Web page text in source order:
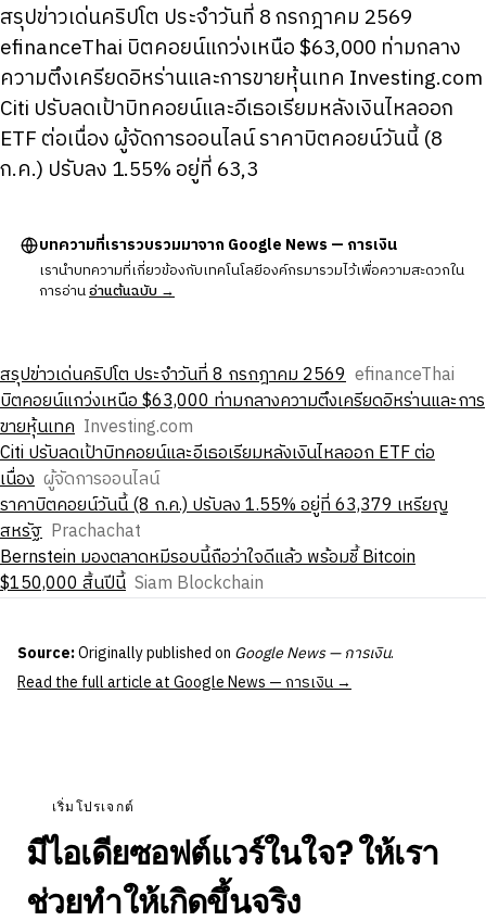
สรุปข่าวเด่นคริปโต ประจำวันที่ 8 กรกฎาคม 2569
efinanceThai บิตคอยน์แกว่งเหนือ $63,000 ท่ามกลาง
ความตึงเครียดอิหร่านและการขายหุ้นเทค Investing.com
Citi ปรับลดเป้าบิทคอยน์และอีเธอเรียมหลังเงินไหลออก
ETF ต่อเนื่อง ผู้จัดการออนไลน์ ราคาบิตคอยน์วันนี้ (8
ก.ค.) ปรับลง 1.55% อยู่ที่ 63,3
บทความที่เรารวบรวมมาจาก Google News — การเงิน
เรานำบทความที่เกี่ยวข้องกับเทคโนโลยีองค์กรมารวมไว้เพื่อความสะดวกใน
การอ่านอ่านต้นฉบับ →
สรุปข่าวเด่นคริปโต ประจำวันที่ 8 กรกฎาคม 2569 efinanceThai
บิตคอยน์แกว่งเหนือ $63,000 ท่ามกลางความตึงเครียดอิหร่านและการ
ขายหุ้นเทค Investing.com
Citi ปรับลดเป้าบิทคอยน์และอีเธอเรียมหลังเงินไหลออก ETF ต่อ
เนื่อง ผู้จัดการออนไลน์
ราคาบิตคอยน์วันนี้ (8 ก.ค.) ปรับลง 1.55% อยู่ที่ 63,379 เหรียญ
สหรัฐ Prachachat
Bernstein มองตลาดหมีรอบนี้ถือว่าใจดีแล้ว พร้อมชี้ Bitcoin
$150,000 สิ้นปีนี้ Siam Blockchain
Source:Originally published on Google News — การเงิน.
Read the full article at Google News — การเงิน →
เริ่มโปรเจกต์
มีไอเดียซอฟต์แวร์ในใจ? ให้เรา
ช่วยทำให้เกิดขึ้นจริง